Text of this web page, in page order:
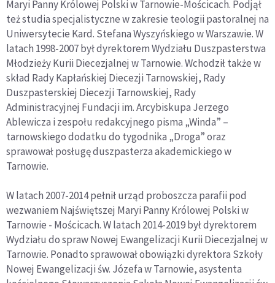
Maryi Panny Królowej Polski w Tarnowie-Mościcach. Podjął
też studia specjalistyczne w zakresie teologii pastoralnej na
Uniwersytecie Kard. Stefana Wyszyńskiego w Warszawie. W
latach 1998-2007 był dyrektorem Wydziału Duszpasterstwa
Młodzieży Kurii Diecezjalnej w Tarnowie. Wchodził także w
skład Rady Kapłańskiej Diecezji Tarnowskiej, Rady
Duszpasterskiej Diecezji Tarnowskiej, Rady
Administracyjnej Fundacji im. Arcybiskupa Jerzego
Ablewicza i zespołu redakcyjnego pisma „Winda” –
tarnowskiego dodatku do tygodnika „Droga” oraz
sprawował posługę duszpasterza akademickiego w
Tarnowie.
W latach 2007-2014 pełnił urząd proboszcza parafii pod
wezwaniem Najświętszej Maryi Panny Królowej Polski w
Tarnowie - Mościcach. W latach 2014-2019 był dyrektorem
Wydziału do spraw Nowej Ewangelizacji Kurii Diecezjalnej w
Tarnowie. Ponadto sprawował obowiązki dyrektora Szkoły
Nowej Ewangelizacji św. Józefa w Tarnowie, asystenta